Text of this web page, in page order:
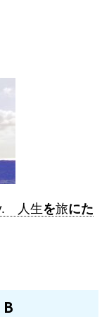
人生を旅にた